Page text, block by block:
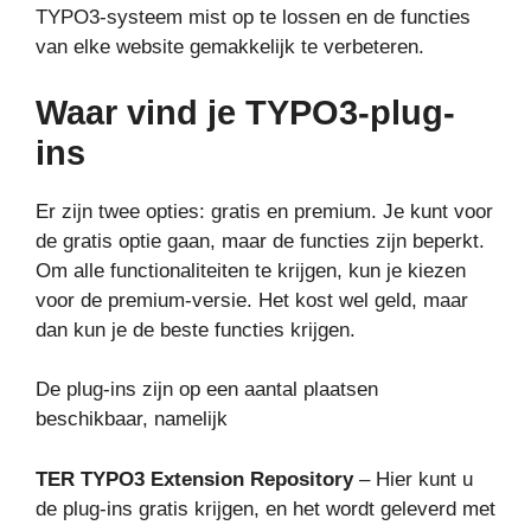
TYPO3-systeem mist op te lossen en de functies
van elke website gemakkelijk te verbeteren.
Waar vind je TYPO3-plug-
ins
Er zijn twee opties: gratis en premium. Je kunt voor
de gratis optie gaan, maar de functies zijn beperkt.
Om alle functionaliteiten te krijgen, kun je kiezen
voor de premium-versie. Het kost wel geld, maar
dan kun je de beste functies krijgen.
De plug-ins zijn op een aantal plaatsen
beschikbaar, namelijk
TER TYPO3 Extension Repository– Hier kunt u
de plug-ins gratis krijgen, en het wordt geleverd met